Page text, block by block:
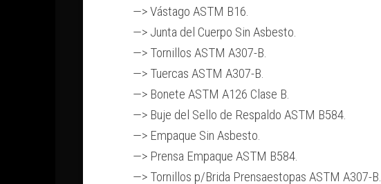
—> Vástago ASTM B16.
—> Junta del Cuerpo Sin Asbesto.
—> Tornillos ASTM A307-B.
—> Tuercas ASTM A307-B.
—> Bonete ASTM A126 Clase B.
—> Buje del Sello de Respaldo ASTM B584.
—> Empaque Sin Asbesto.
—> Prensa Empaque ASTM B584.
—> Tornillos p/Brida Prensaestopas ASTM A307-B.